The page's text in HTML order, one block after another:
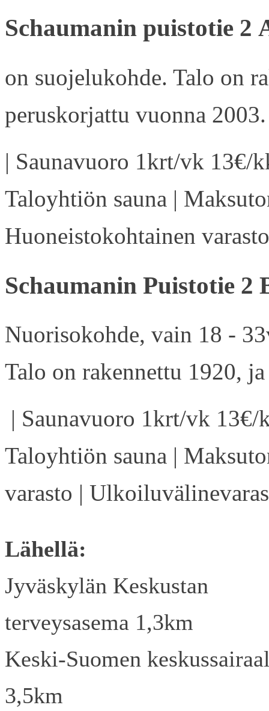
Schaumanin puistotie 2
on suojelukohde. Talo on
peruskorjattu vuonna 2003.
| Saunavuoro 1krt/vk 13€/
Taloyhtiön sauna |
Huoneistokohtainen
Schaumanin Puistotie 2
Nuorisokohde, vain 18 -
Talo on rakennettu 1920,
| Saunavuoro 1krt/vk
Taloyhtiön sauna |
varasto |
Lähellä:
Jyväskylän Keskustan
terveysasema 1,3km
Keski-Suomen
3,5km